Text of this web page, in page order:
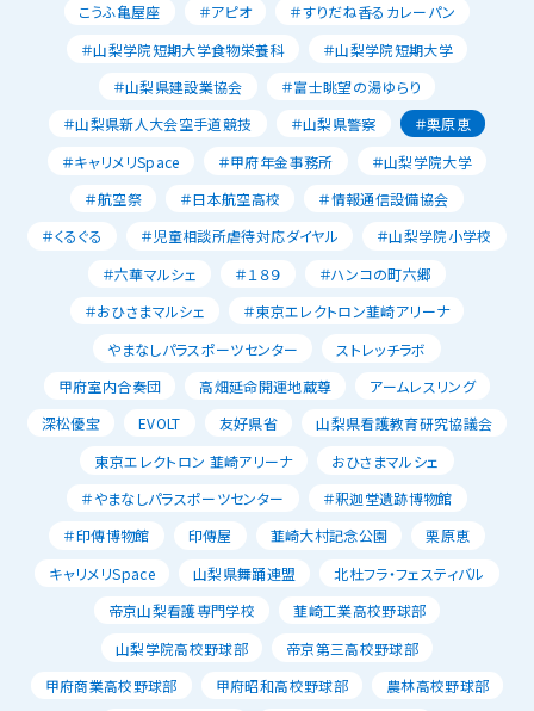
こうふ亀屋座
＃アピオ
＃すりだね香るカレーパン
＃山梨学院短期大学食物栄養科
＃山梨学院短期大学
＃山梨県建設業協会
＃富士眺望の湯ゆらり
＃山梨県新人大会空手道競技
＃山梨県警察
＃栗原恵
＃キャリメリSpace
＃甲府年金事務所
＃山梨学院大学
＃航空祭
＃日本航空高校
＃情報通信設備協会
＃くるぐる
＃児童相談所虐待対応ダイヤル
＃山梨学院小学校
＃六華マルシェ
＃１８９
＃ハンコの町六郷
＃おひさまマルシェ
＃東京エレクトロン韮崎アリーナ
やまなしパラスポーツセンター
ストレッチラボ
甲府室内合奏団
高畑延命開運地蔵尊
アームレスリング
深松優宝
EVOLT 友好県省
山梨県看護教育研究協議会
東京エレクトロン 韮崎アリーナ
おひさまマルシェ
＃やまなしパラスポーツセンター
＃釈迦堂遺跡博物館
＃印傳博物館
印傳屋 韮崎大村記念公園
栗原恵
キャリメリSpace
山梨県舞踊連盟
北杜フラ・フェスティバル
帝京山梨看護専門学校
韮崎工業高校野球部
山梨学院高校野球部
帝京第三高校野球部
甲府商業高校野球部
甲府昭和高校野球部
農林高校野球部